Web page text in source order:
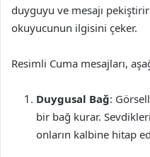
duyguyu ve mesajı
okuyucunun ilgisini çeker.
Resimli Cuma mesajları,
Duygusal Bağ:
bir bağ kurar.
onların kalbine hitap